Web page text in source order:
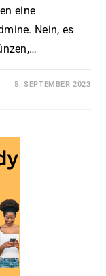
eine
Nein, es
5. SEPTEMBER 2023